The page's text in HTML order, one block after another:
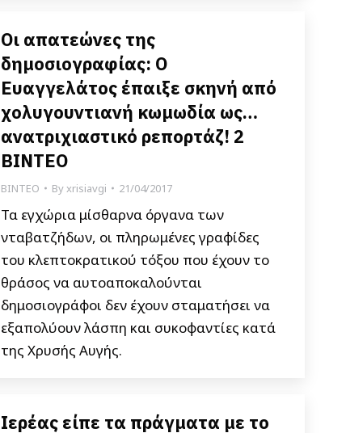
Οι απατεώνες της
δημοσιογραφίας: Ο
Ευαγγελάτος έπαιξε σκηνή από
χολυγουντιανή κωμωδία ως…
ανατριχιαστικό ρεπορτάζ! 2
ΒΙΝΤΕΟ
ΒΙΝΤΕΟ Byxrisiavgi 21/04/2017
Τα εγχώρια μίσθαρνα όργανα των
νταβατζήδων, οι πληρωμένες γραφίδες
του κλεπτοκρατικού τόξου που έχουν το
θράσος να αυτοαποκαλούνται
δημοσιογράφοι δεν έχουν σταματήσει να
εξαπολύουν λάσπη και συκοφαντίες κατά
της Χρυσής Αυγής.
Ιερέας είπε τα πράγματα με το